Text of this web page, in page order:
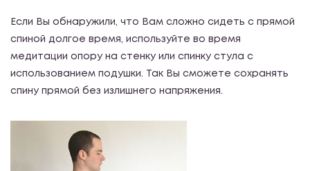
Если Вы обнаружили, что Вам сложно сидеть с прямой
спиной долгое время, используйте во время
медитации опору на стенку или спинку стула с
использованием подушки. Так Вы сможете сохранять
спину прямой без излишнего напряжения.